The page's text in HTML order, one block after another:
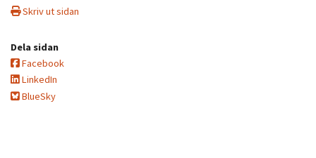
Skriv ut sidan
Dela sidan
Facebook
LinkedIn
BlueSky